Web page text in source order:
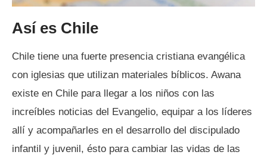
Así es Chile
Chile tiene una fuerte presencia cristiana evangélica
con iglesias que utilizan materiales bíblicos. Awana
existe en Chile para llegar a los niños con las
increíbles noticias del Evangelio, equipar a los líderes
allí y acompañarles en el desarrollo del discipulado
infantil y juvenil, ésto para cambiar las vidas de las